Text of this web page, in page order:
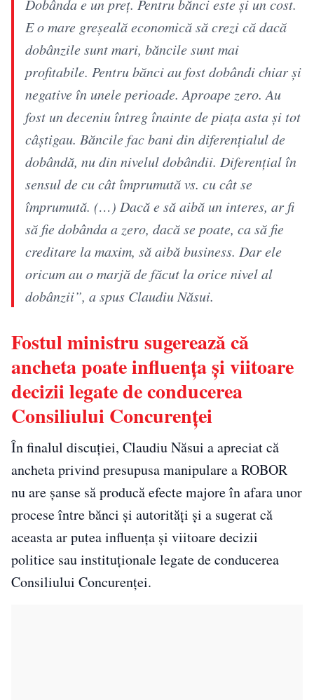
Dobânda e un preț. Pentru bănci este și un cost.
E o mare greșeală economică să crezi că dacă
dobânzile sunt mari, băncile sunt mai
profitabile. Pentru bănci au fost dobândi chiar și
negative în unele perioade. Aproape zero. Au
fost un deceniu întreg înainte de piața asta și tot
câștigau. Băncile fac bani din diferențialul de
dobândă, nu din nivelul dobândii. Diferențial în
sensul de cu cât împrumută vs. cu cât se
împrumută. (…) Dacă e să aibă un interes, ar fi
să fie dobânda a zero, dacă se poate, ca să fie
creditare la maxim, să aibă business. Dar ele
oricum au o marjă de făcut la orice nivel al
dobânzii”, a spus Claudiu Năsui.
Fostul ministru sugerează că
ancheta poate influența și viitoare
decizii legate de conducerea
Consiliului Concurenței
În finalul discuției, Claudiu Năsui a apreciat că
ancheta privind presupusa manipulare a ROBOR
nu are șanse să producă efecte majore în afara unor
procese între bănci și autorități și a sugerat că
aceasta ar putea influența și viitoare decizii
politice sau instituționale legate de conducerea
Consiliului Concurenței.